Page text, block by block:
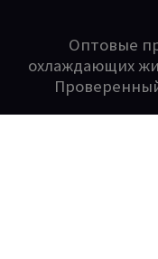
Оптовые
охлаждающих